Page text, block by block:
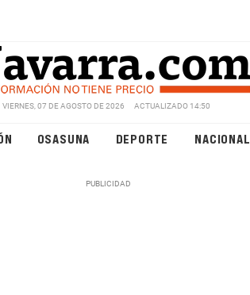
VIERNES, 07 DE AGOSTO DE 2026 ACTUALIZADO 14:50
OSASUNA DEPORTE NACIONAL